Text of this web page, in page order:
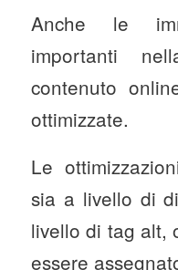
Anche le
importanti
contenuto
ottimizzate.
Le
sia a livello di
livello di tag alt,
essere